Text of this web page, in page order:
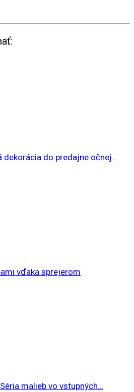
dekorácia do predajne očnej…
vďaka sprejerom
malieb vo vstupných…